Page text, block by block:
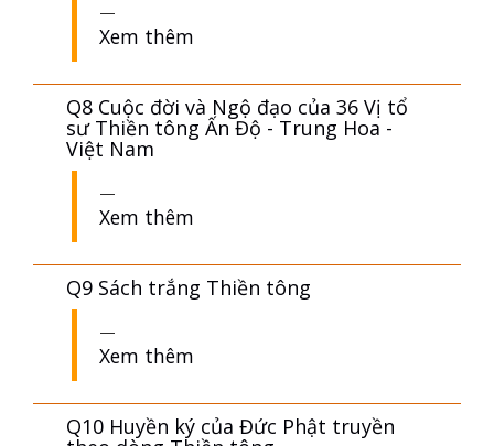
Xem thêm
Q8 Cuộc đời và Ngộ đạo của 36 Vị tổ
sư Thiền tông Ấn Độ - Trung Hoa -
Việt Nam
Xem thêm
Q9 Sách trắng Thiền tông
Xem thêm
Q10 Huyền ký của Đức Phật truyền